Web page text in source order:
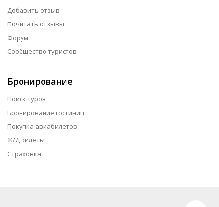
Добавить отзыв
Почитать отзывы
Форум
Сообщество туристов
Бронирование
Поиск туров
Бронирование гостиниц
Покупка авиабилетов
Ж/Д билеты
Страховка